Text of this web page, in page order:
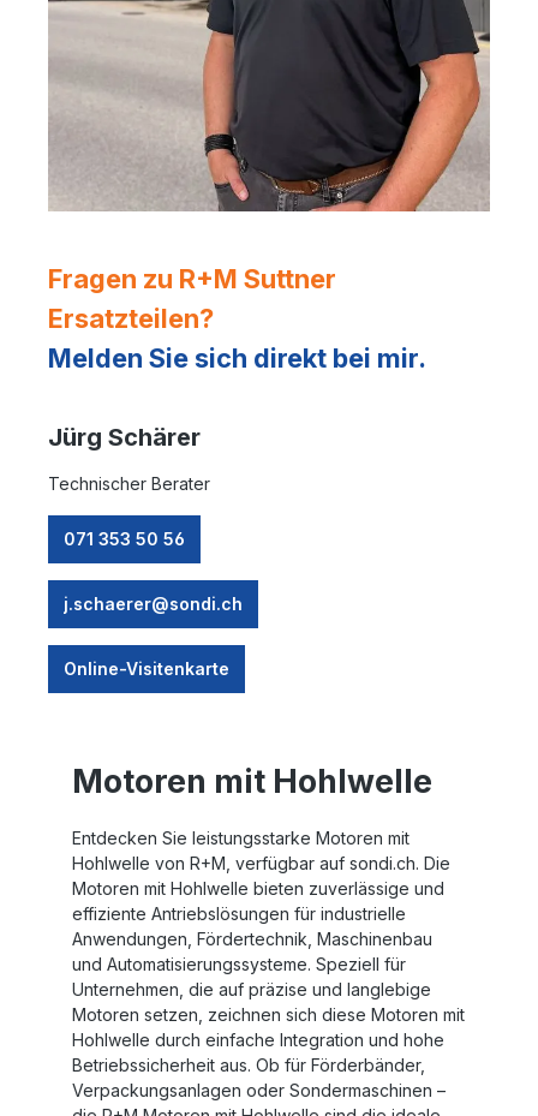
Fragen zu R+M Suttner
Ersatzteilen?
Melden Sie sich direkt bei mir.
Jürg Schärer
Technischer Berater
071 353 50 56
j.schaerer@sondi.ch
Online-Visitenkarte
Motoren mit Hohlwelle
Entdecken Sie leistungsstarke Motoren mit
Hohlwelle von R+M, verfügbar auf sondi.ch. Die
Motoren mit Hohlwelle bieten zuverlässige und
effiziente Antriebslösungen für industrielle
Anwendungen, Fördertechnik, Maschinenbau
und Automatisierungssysteme. Speziell für
Unternehmen, die auf präzise und langlebige
Motoren setzen, zeichnen sich diese Motoren mit
Hohlwelle durch einfache Integration und hohe
Betriebssicherheit aus. Ob für Förderbänder,
Verpackungsanlagen oder Sondermaschinen –